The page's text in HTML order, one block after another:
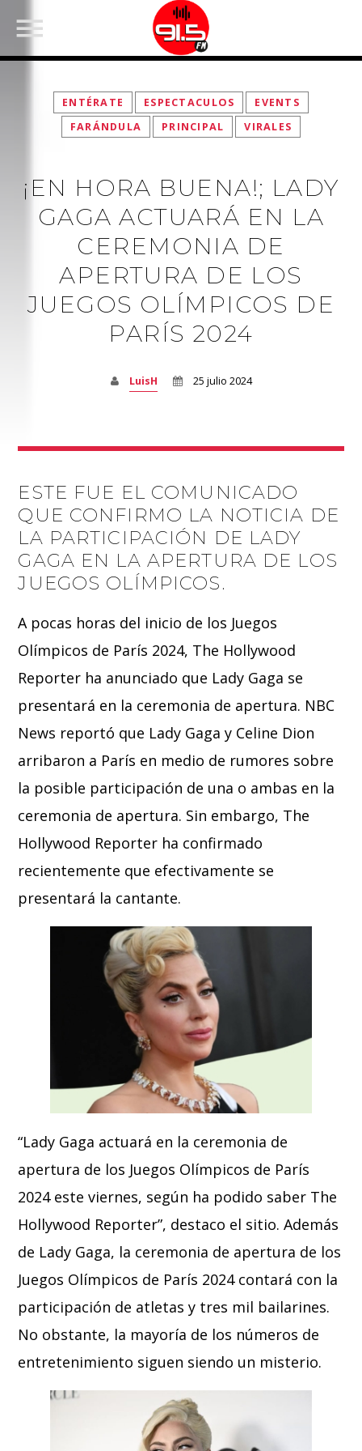
FACEBOOK
ENTÉRATE ESPECTACULOS
EVENTS
FARÁNDULA
PRINCIPAL VIRALES
¡EN HORA BUENA!; LADY
GAGA ACTUARÁ EN LA
CEREMONIA DE
APERTURA DE LOS
JUEGOS OLÍMPICOS DE
PARÍS 2024
LuisH 25 julio 2024
ESTE FUE EL COMUNICADO
QUE CONFIRMO LA NOTICIA DE
LA PARTICIPACIÓN DE LADY
GAGA EN LA APERTURA DE LOS
JUEGOS OLÍMPICOS.
A pocas horas del inicio de los Juegos
Olímpicos de París 2024, The Hollywood
Reporter ha anunciado que Lady Gaga se
presentará en la ceremonia de apertura. NBC
News reportó que Lady Gaga y Celine Dion
arribaron a París en medio de rumores sobre
la posible participación de una o ambas en la
ceremonia de apertura. Sin embargo, The
Hollywood Reporter ha confirmado
recientemente que efectivamente se
presentará la cantante.
“Lady Gaga actuará en la ceremonia de
apertura de los Juegos Olímpicos de París
2024 este viernes, según ha podido saber The
Hollywood Reporter”, destaco el sitio. Además
de Lady Gaga, la ceremonia de apertura de los
Juegos Olímpicos de París 2024 contará con la
participación de atletas y tres mil bailarines.
No obstante, la mayoría de los números de
entretenimiento siguen siendo un misterio.